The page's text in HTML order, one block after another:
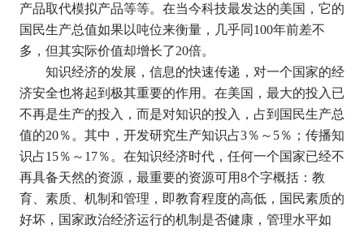
产品取代模拟产品等等。在当今科技最发达的美国，它的
国民生产总值如果以吨位来衡量，几乎同 100年前差不
多，但其实际价值却增长了20倍。
知识经济的发展，信息的快速传递，对一个国家的经
济安全也将起到极其重要的作用。在美国，最大的投入已
不再是生产的投入，而是对知识的投入，占到国民生产总
值的20％。其中，开发研究生产知识占3％～ 5％；传播知
识占15％～ 17％。在知识经济时代，任何一个国家已经不
再具备天然的资源，最重要的资源可用8个字概括：教
育、素质、机制和管理，即教育程度的高低，国民素质的
好坏，国家政治经济运行的机制是否健康，管理水平如